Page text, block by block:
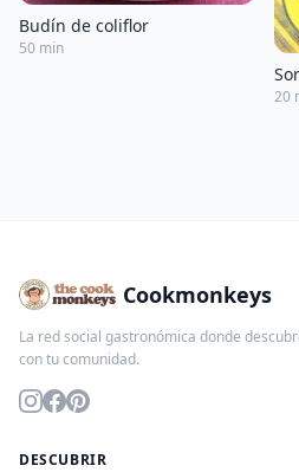
Budín de coliflor
50 min
20
Cookmonkeys
La red social gastronómica donde
con tu comunidad.
DESCUBRIR